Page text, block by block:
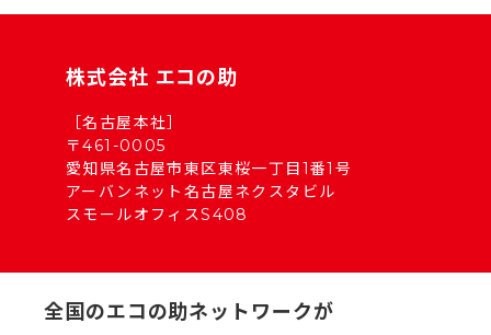
株式会社 エコの助
［名古屋本社］
〒461-0005
愛知県名古屋市東区東桜一丁目1番1号
アーバンネット名古屋ネクスタビル
スモールオフィスS408
全国のエコの助ネットワークが